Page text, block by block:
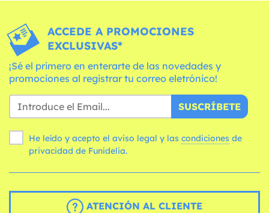
ACCEDE A PROMOCIONES
EXCLUSIVAS*
¡Sé el primero en enterarte de las novedades y
promociones al registrar tu correo eletrónico!
SUSCRÍBETE
He leído y acepto el aviso legal y las condiciones
privacidad de Funidelia.
ATENCIÓN AL CLIENTE